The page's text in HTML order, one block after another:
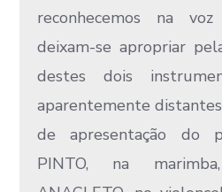
reconhecemos na
deixam-se apropriar
destes dois
aparentemente
de apresentação do
PINTO, na